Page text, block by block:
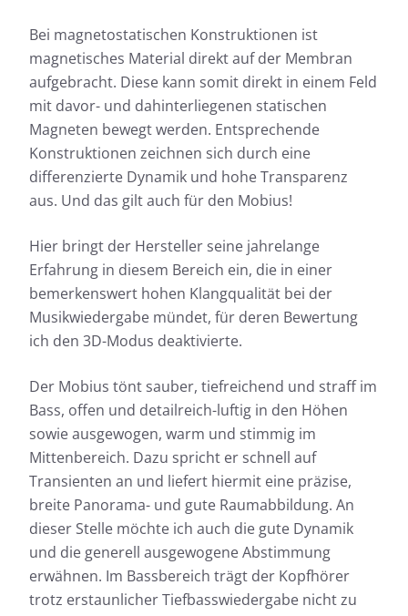
Bei magnetostatischen Konstruktionen ist
magnetisches Material direkt auf der Membran
aufgebracht. Diese kann somit direkt in einem Feld
mit davor- und dahinterliegenen statischen
Magneten bewegt werden. Entsprechende
Konstruktionen zeichnen sich durch eine
differenzierte Dynamik und hohe Transparenz
aus. Und das gilt auch für den Mobius!
Hier bringt der Hersteller seine jahrelange
Erfahrung in diesem Bereich ein, die in einer
bemerkenswert hohen Klangqualität bei der
Musikwiedergabe mündet, für deren Bewertung
ich den 3D-Modus deaktivierte.
Der Mobius tönt sauber, tiefreichend und straff im
Bass, offen und detailreich-luftig in den Höhen
sowie ausgewogen, warm und stimmig im
Mittenbereich. Dazu spricht er schnell auf
Transienten an und liefert hiermit eine präzise,
breite Panorama- und gute Raumabbildung. An
dieser Stelle möchte ich auch die gute Dynamik
und die generell ausgewogene Abstimmung
erwähnen. Im Bassbereich trägt der Kopfhörer
trotz erstaunlicher Tiefbasswiedergabe nicht zu
Messdaten für Audeze Mobius
Fast jeder Test-Kopfhörer wird von uns geprüft: